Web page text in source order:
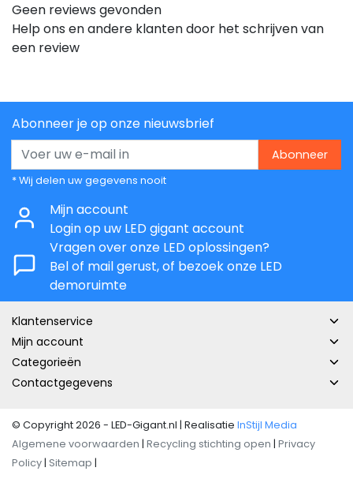
Geen reviews gevonden
Help ons en andere klanten door het schrijven van
een review
Abonneer je op onze nieuwsbrief
Abonneer
* Wij delen uw gegevens nooit
Mijn account
Login op uw LED gigant account
Vragen over onze LED oplossingen?
Bel of mail gerust, of bezoek onze LED
demoruimte
Klantenservice
Mijn account
Categorieën
Contactgegevens
© Copyright 2026 - LED-Gigant.nl | Realisatie InStijl Media
Algemene voorwaarden Recycling stichting open Privacy
Policy Sitemap